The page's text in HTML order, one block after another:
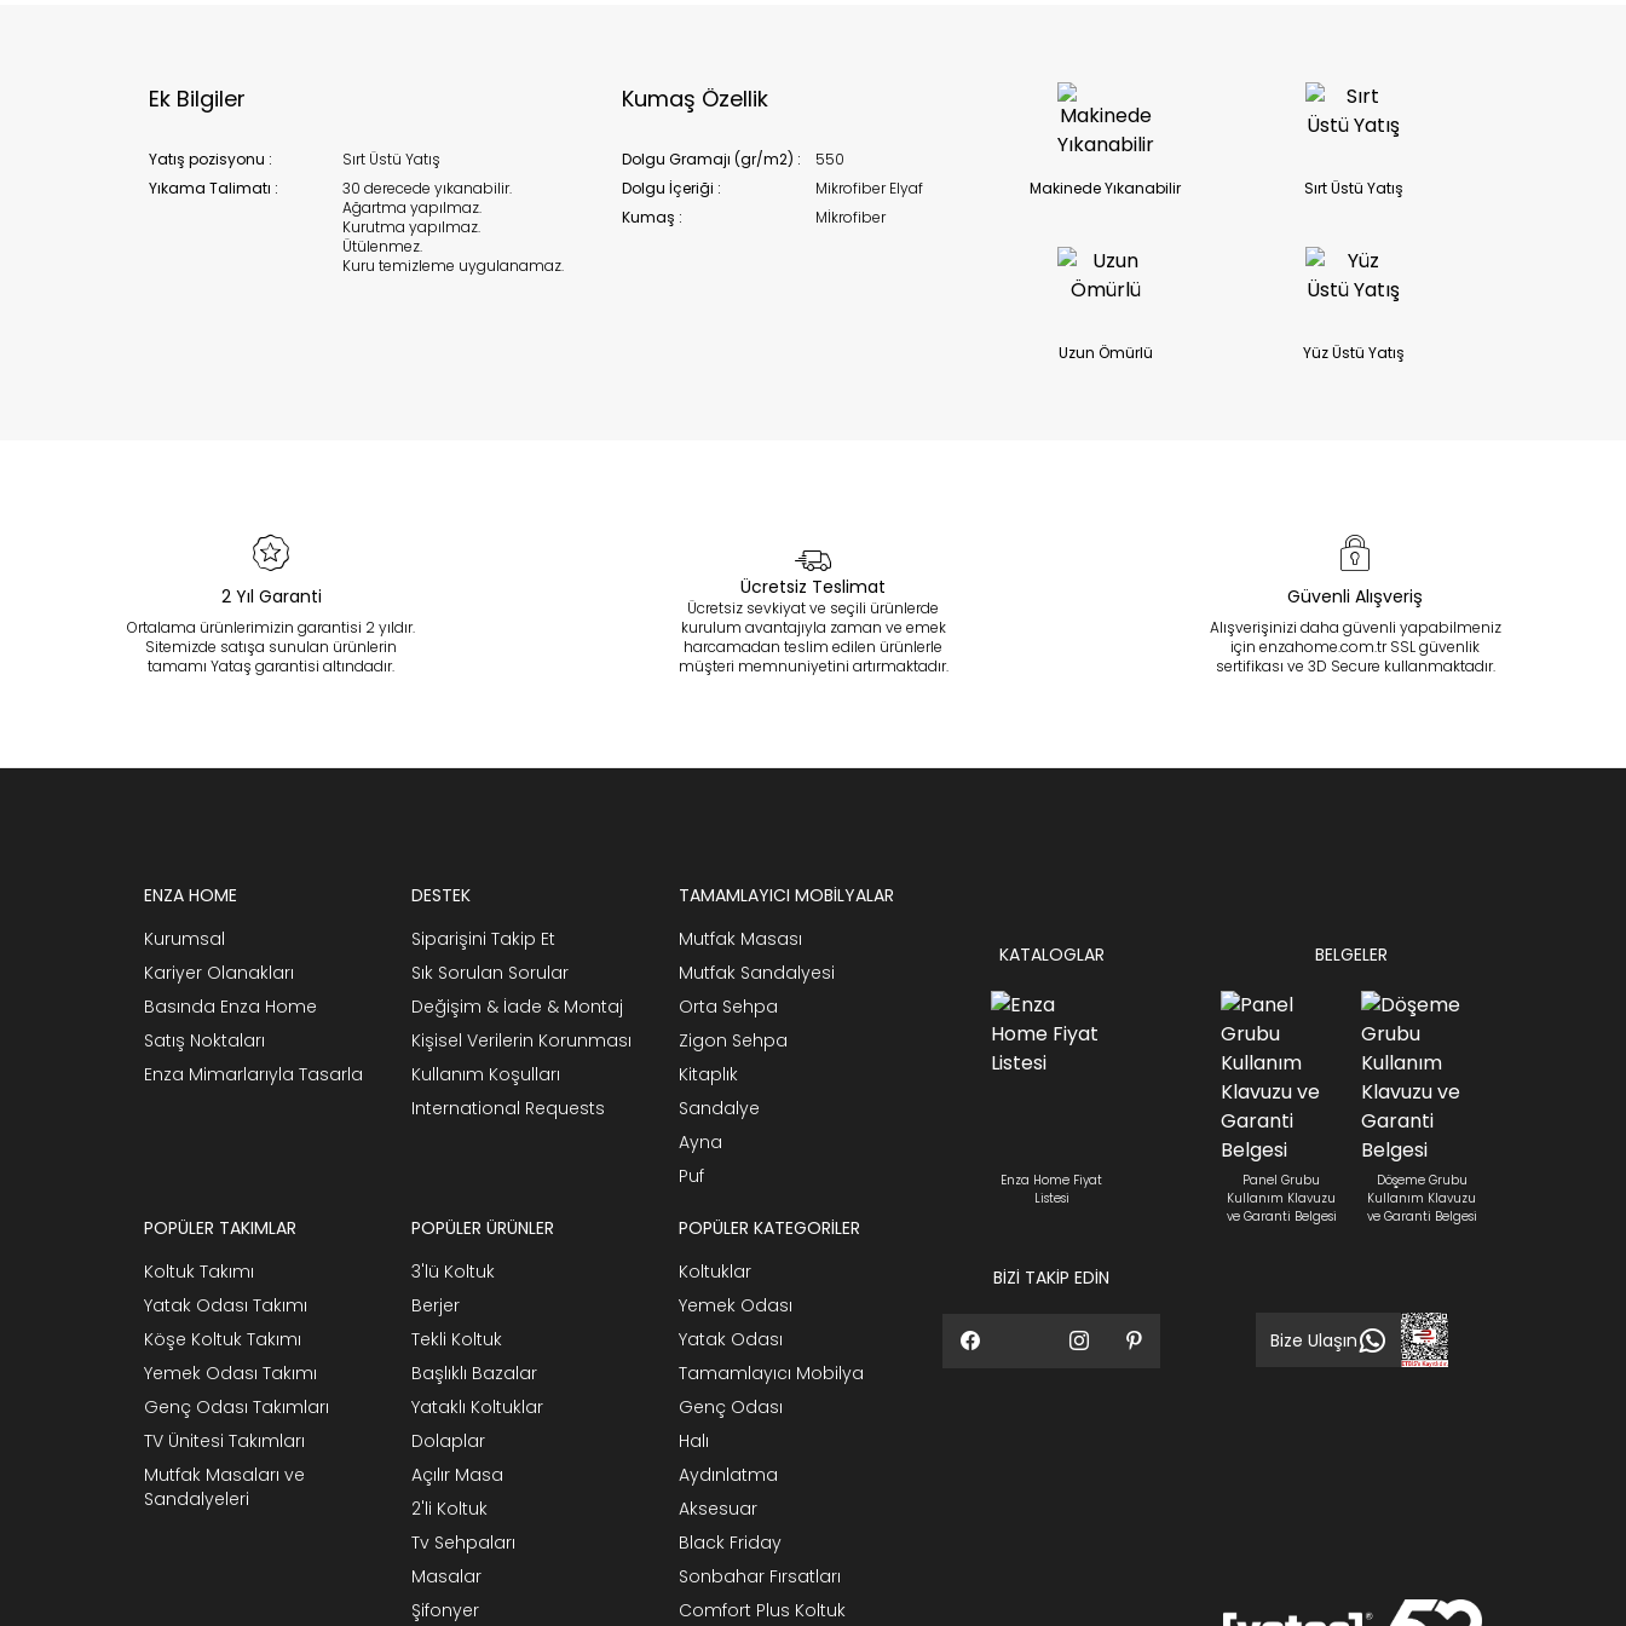
Ek Bilgiler
Yatış pozisyonu :
Sırt Üstü Yatış
Yıkama Talimatı :
30 derecede yıkanabilir.
Ağartma yapılmaz.
Kurutma yapılmaz.
Ütülenmez.
Kuru temizleme uygulanamaz.
Kumaş Özellik
Dolgu Gramajı (gr/m2) :
550
Dolgu İçeriği :
Mikrofiber Elyaf
Kumaş :
Mİkrofiber
Makinede Yıkanabilir Sırt Üstü Yatış
Uzun Ömürlü Yüz Üstü Yatış
2 Yıl Garanti
Ortalama ürünlerimizin garantisi 2 yıldır.
Sitemizde satışa sunulan ürünlerin
tamamı Yataş garantisi altındadır.
Ücretsiz Teslimat
Ücretsiz sevkiyat ve seçili ürünlerde
kurulum avantajıyla zaman ve emek
harcamadan teslim edilen ürünlerle
müşteri memnuniyetini artırmaktadır.
Güvenli Alışveriş
Alışverişinizi daha güvenli yapabilmeniz
için enzahome.com.tr SSL güvenlik
sertifikası ve 3D Secure kullanmaktadır.
ENZA HOME
Kurumsal
Kariyer Olanakları
Basında Enza Home
Satış Noktaları
Enza Mimarlarıyla Tasarla
DESTEK
Siparişini Takip Et
Sık Sorulan Sorular
Değişim & İade & Montaj
Kişisel Verilerin Korunması
Kullanım Koşulları
International Requests
TAMAMLAYICI MOBİLYALAR
Mutfak Masası
Mutfak Sandalyesi
Orta Sehpa
Zigon Sehpa
Kitaplık
Sandalye
Ayna
Puf
POPÜLER TAKIMLAR
Koltuk Takımı
Yatak Odası Takımı
Köşe Koltuk Takımı
Yemek Odası Takımı
Genç Odası Takımları
TV Ünitesi Takımları
Mutfak Masaları ve
Sandalyeleri
POPÜLER ÜRÜNLER
3'lü Koltuk
Berjer
Tekli Koltuk
Başlıklı Bazalar
Yataklı Koltuklar
Dolaplar
Açılır Masa
2'li Koltuk
Tv Sehpaları
Masalar
Şifonyer
POPÜLER KATEGORİLER
Koltuklar
Yemek Odası
Yatak Odası
Tamamlayıcı Mobilya
Genç Odası
Halı
Aydınlatma
Aksesuar
Black Friday
Sonbahar Fırsatları
Comfort Plus Koltuk
KATALOGLAR
Enza Home Fiyat
Listesi
BİZİ TAKİP EDİN
BELGELER
Panel Grubu
Kullanım Klavuzu
ve Garanti Belgesi
Döşeme Grubu
Kullanım Klavuzu
ve Garanti Belgesi
Bize Ulaşın